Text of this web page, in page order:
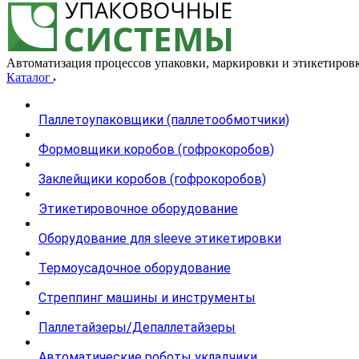
Автоматизация процессов упаковки, маркировки и
Каталог
Паллетоупаковщики (паллетообмотчики)
Формовщики коробов (гофрокоробов)
Заклейщики коробов (гофрокоробов)
Этикетировочное оборудование
Оборудование для sleeve этикетировки
Термоусадочное оборудование
Стреппинг машины и инструменты
Паллетайзеры/Депаллетайзеры